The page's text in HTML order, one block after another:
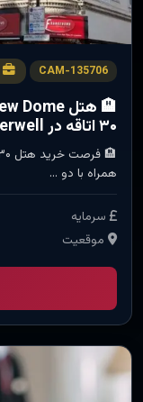
CAM-135706
۳۰ اتاقه در Camberwell
همراه با دو …
سرمایه
موقعیت